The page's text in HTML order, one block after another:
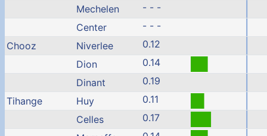
Mechelen
- - -
Center
- - -
Chooz
Niverlee
0.12
Dion
0.14
Dinant
0.19
Tihange
Huy
0.11
Celles
0.17